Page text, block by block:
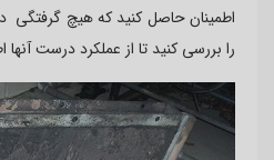
اطمینان حاصل کنید که هیچ گرفتگی
را بررسی کنید تا از عملکرد درست